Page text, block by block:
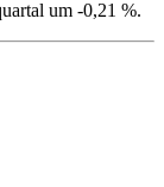
um -0,21 %.